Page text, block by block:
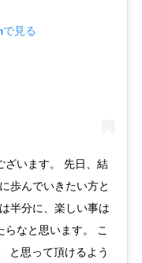
見る
ざいます。 先日、結
歩んでいきたい方と
半分に、楽しい事は
なと思います。 こ
と思って頂けるよう